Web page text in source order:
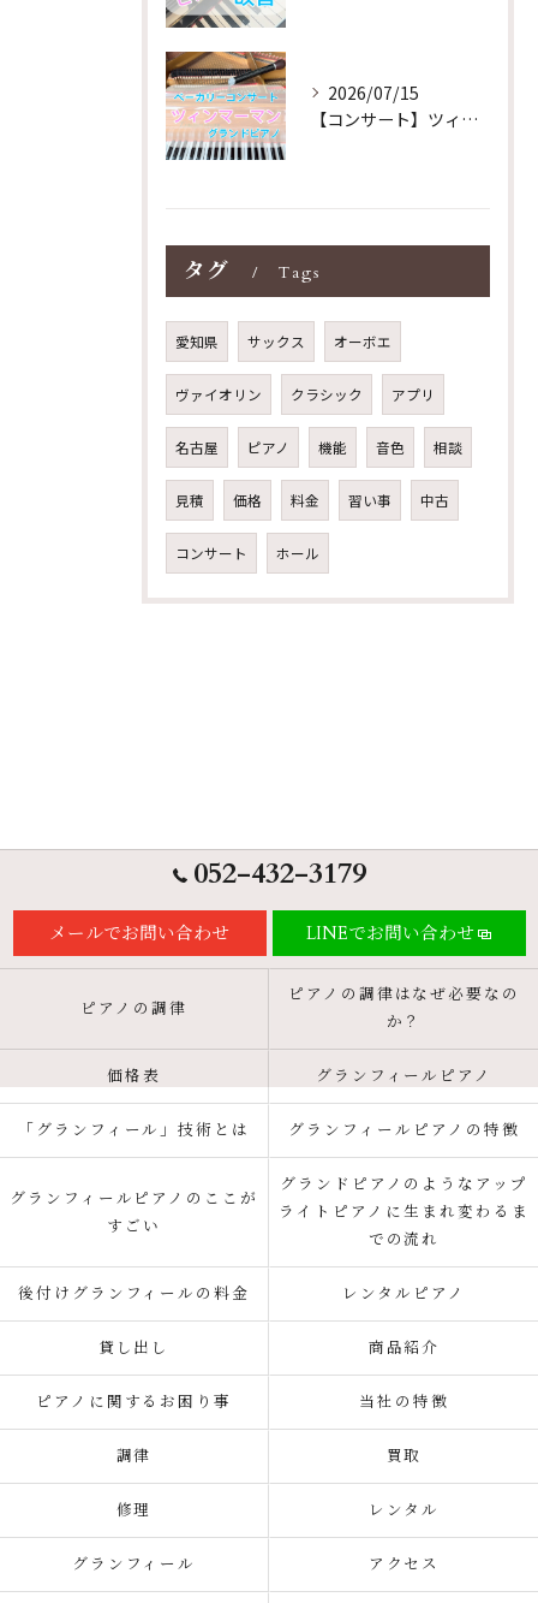
2026/07/15
【コンサート】ツィンマーマンのグランドピアノ♪木目猫足グラン...
タグ Tags
愛知県 サックス オーボエ
ヴァイオリン クラシック アプリ
名古屋 ピアノ 機能 音色 相談
見積 価格 料金 習い事 中古
コンサート ホール
052-432-3179
メールでお問い合わせ LINEでお問い合わせ
ピアノの調律
ピアノの調律はなぜ必要なの
か？
価格表 グランフィールピアノ
「グランフィール」技術とは グランフィールピアノの特徴
グランフィールピアノのここが
すごい
グランドピアノのようなアップ
ライトピアノに生まれ変わるま
での流れ
後付けグランフィールの料金 レンタルピアノ
貸し出し 商品紹介
ピアノに関するお困り事 当社の特徴
調律 買取
修理 レンタル
グランフィール アクセス